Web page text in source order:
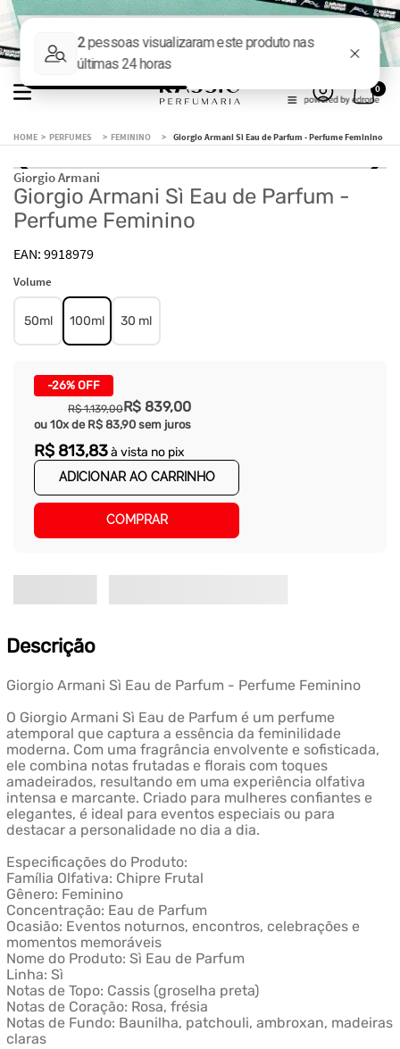
0
PERFUMES FEMININO Giorgio Armani Sì Eau de Parfum - Perfume Feminino
Giorgio Armani
Giorgio Armani Sì Eau de Parfum -
Perfume Feminino
9918979
Volume
50ml 100ml 30 ml
-26% OFF
R$ 839,00
R$ 1.139,00
ou 10x de R$ 83,90 sem juros
R$ 813,83à vista no pix
ADICIONAR AO CARRINHO
COMPRAR
Descrição
Giorgio Armani Sì Eau de Parfum - Perfume Feminino
O Giorgio Armani Sì Eau de Parfum é um perfume
atemporal que captura a essência da feminilidade
moderna. Com uma fragrância envolvente e sofisticada,
ele combina notas frutadas e florais com toques
amadeirados, resultando em uma experiência olfativa
intensa e marcante. Criado para mulheres confiantes e
elegantes, é ideal para eventos especiais ou para
destacar a personalidade no dia a dia.
Especificações do Produto:
Família Olfativa: Chipre Frutal
Gênero: Feminino
Concentração: Eau de Parfum
Ocasião: Eventos noturnos, encontros, celebrações e
momentos memoráveis
Nome do Produto: Sì Eau de Parfum
Linha: Sì
Notas de Topo: Cassis (groselha preta)
Notas de Coração: Rosa, frésia
Notas de Fundo: Baunilha, patchouli, ambroxan, madeiras
claras